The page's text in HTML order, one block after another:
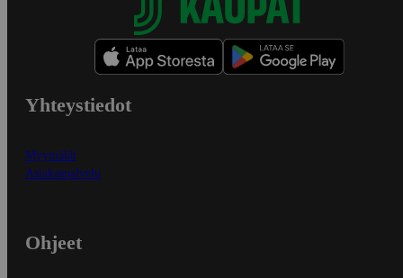
Yhteystiedot
Myymälät
Asiakaspalvelu
Ohjeet